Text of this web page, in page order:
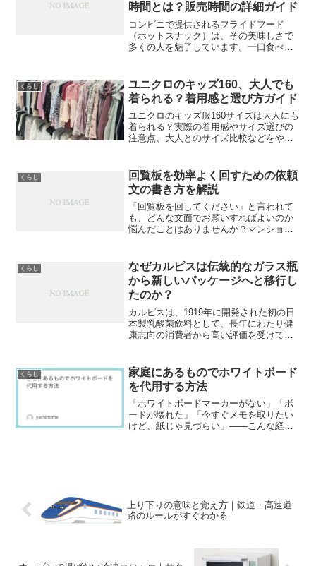
時間とは？販売時間の詳細ガイド
コンビニで提供されるフライドフード
（ホットスナック）は、その美味しさで
多くの人を魅了しています。一口食べる
キン、コロッケ、フライドポテト、アメ
リカンドッグなど、ついつい...
くらし
ユニクロのキッズ160、大人でも
着られる？着用感と選び方ガイド
ユニクロのキッズ服160サイズは大人にも
着られる？実際の着用感やサイズ選びの
注意点、大人とのサイズ比較などをやさ
くらし
回覧板を効率よく回すための依頼
文の書き方を解説
「回覧板を回してください」と言われて
も、どんな文面でお願いすればよいのか
悩んだことはありませんか？マンション
かったり、途中で止まってしまったりす
ることもあります。この記...
くらし
なぜカルピスは伝統的なガラス瓶
から新しいパッケージへと移行し
たのか？
カルピスは、1919年に開発された初の日
本製乳酸菌飲料として、長年にわたり健
康志向の消費者から高い評価を受けてい
した。特に、お中元やお歳暮などのギフ
トでよく使われること...
くらし
家庭にあるものでホワイトボード
を代用する方法
「ホワイトボードマーカーがない」「ボ
ードが壊れた」「今すぐメモを取りたい
けど、紙じゃ見づらい」――こんな経験
上り下りの意味と覚え方｜鉄道・高速道
路のルールがすぐわかる